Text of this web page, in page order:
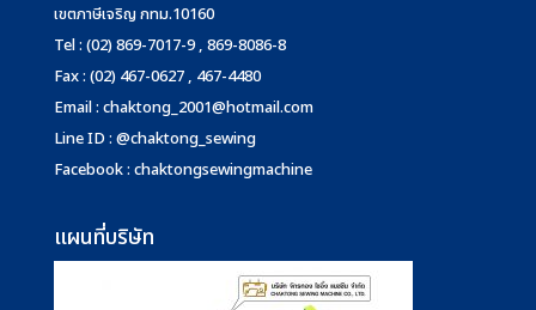
เขตภาษีเจริญ กทม.10160
Tel : (02) 869-7017-9 , 869-8086-8
Fax : (02) 467-0627 , 467-4480
Email : chaktong_2001@hotmail.com
Line ID : @chaktong_sewing
Facebook : chaktongsewingmachine
แผนที่บริษัท